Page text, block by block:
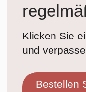
Klicken Sie
und
Bestellen